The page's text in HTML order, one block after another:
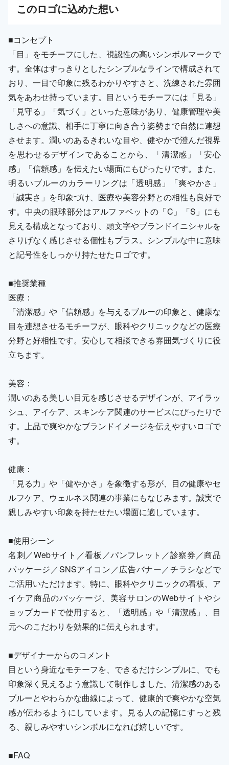
このロゴに込めた想い
■コンセプト
「目」をモチーフにした、視認性の高いシンボルマークで
す。全体はすっきりとしたシンプルなラインで構成されて
おり、一目で印象に残るわかりやすさと、洗練された雰囲
気をあわせ持っています。目というモチーフには「見る」
「見守る」「気づく」といった意味があり、健康管理や美
しさへの意識、相手に丁寧に向き合う姿勢まで自然に連想
させます。潤いのあるきれいな目や、健やかで澄んだ視界
を思わせるデザインであることから、「清潔感」「安心
感」「信頼感」を伝えたい場面にもぴったりです。また、
明るいブルーのカラーリングは「透明感」「爽やかさ」
「誠実さ」を印象づけ、医療や美容分野との相性も良好で
す。中央の眼球部分はアルファベットの「C」「S」にも
見える構成となっており、頭文字やブランドイニシャルを
さりげなく感じさせる個性もプラス。シンプルな中に意味
と記号性をしっかり持たせたロゴです。
■推奨業種
医療：
「清潔感」や「信頼感」を与えるブルーの印象と、健康な
目を連想させるモチーフが、眼科やクリニックなどの医療
分野と好相性です。安心して相談できる雰囲気づくりに役
立ちます。
美容：
潤いのある美しい目元を感じさせるデザインが、アイラッ
シュ、アイケア、スキンケア関連のサービスにぴったりで
す。上品で爽やかなブランドイメージを伝えやすいロゴで
す。
健康：
「見る力」や「健やかさ」を象徴する形が、目の健康やセ
ルフケア、ウェルネス関連の事業にもなじみます。誠実で
親しみやすい印象を持たせたい場面に適しています。
■使用シーン
名刺／Webサイト／看板／パンフレット／診察券／商品
パッケージ／SNSアイコン／広告バナー／チラシなどで
ご活用いただけます。特に、眼科やクリニックの看板、ア
イケア商品のパッケージ、美容サロンのWebサイトやシ
ョップカードで使用すると、「透明感」や「清潔感」、目
元へのこだわりを効果的に伝えられます。
■デザイナーからのコメント
目という身近なモチーフを、できるだけシンプルに、でも
印象深く見えるよう意識して制作しました。清潔感のある
ブルーとやわらかな曲線によって、健康的で爽やかな空気
感が伝わるようにしています。見る人の記憶にすっと残
る、親しみやすいシンボルになれば嬉しいです。
■FAQ